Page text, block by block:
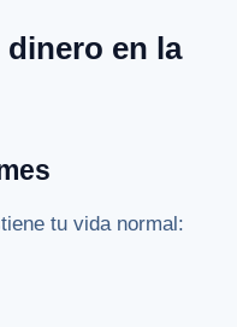
dinero en la
tu vida normal: